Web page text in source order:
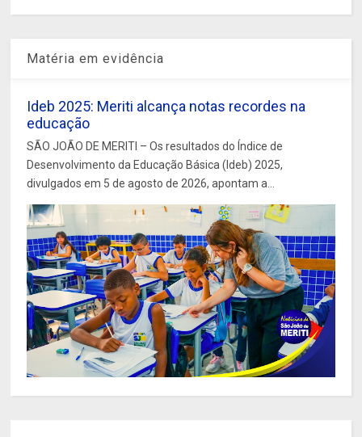
Matéria em evidência
Ideb 2025: Meriti alcança notas recordes na
educação
SÃO JOÃO DE MERITI – Os resultados do Índice de
Desenvolvimento da Educação Básica (Ideb) 2025,
divulgados em 5 de agosto de 2026, apontam a...